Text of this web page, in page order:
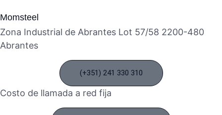
Momsteel
Zona Industrial de Abrantes Lot 57/58 2200-480
Abrantes
(+351) 241 330 310
Costo de llamada a red fija